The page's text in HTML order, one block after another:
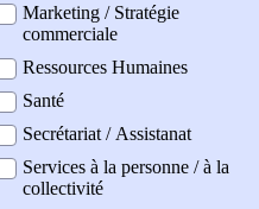
Marketing / Stratégie
commerciale
Ressources Humaines
Santé
Secrétariat / Assistanat
Services à la personne / à la
collectivité